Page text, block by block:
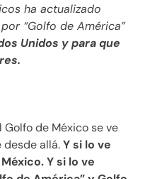
ha actualizado
“Golfo de América”
Unidos y para que
de México se ve
desde allá.Y si lo ve
Y si lo ve